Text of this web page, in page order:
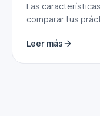
Las
comparar tus
Leer más